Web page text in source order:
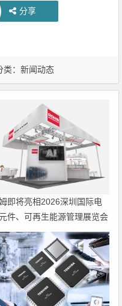
分享
类：新闻动态
即将亮相2026深圳国际电
件、可再生能源管理展览会
讨会